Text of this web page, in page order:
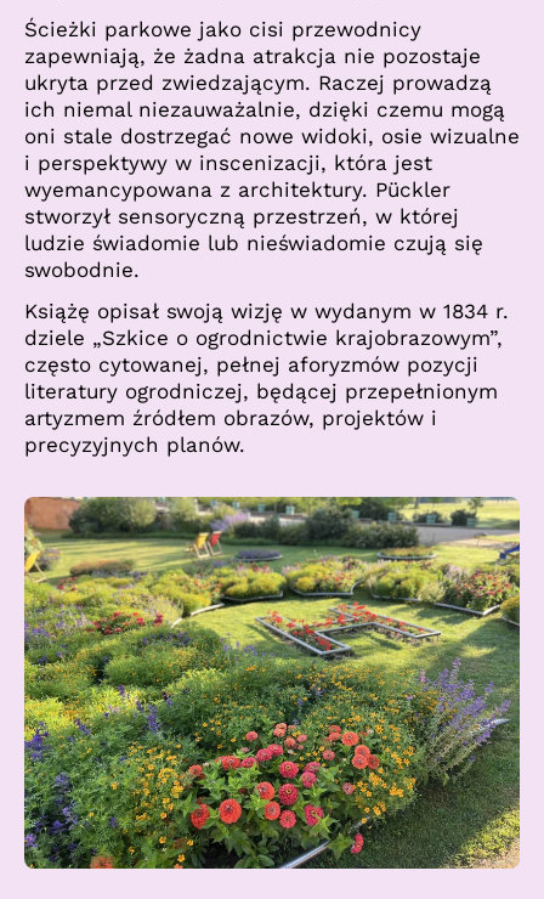
Ścieżki parkowe jako cisi przewodnicy
zapewniają, że żadna atrakcja nie pozostaje
ukryta przed zwiedzającym. Raczej prowadzą
ich niemal niezauważalnie, dzięki czemu mogą
oni stale dostrzegać nowe widoki, osie wizualne
i perspektywy w inscenizacji, która jest
wyemancypowana z architektury. Pückler
stworzył sensoryczną przestrzeń, w której
ludzie świadomie lub nieświadomie czują się
swobodnie.
Książę opisał swoją wizję w wydanym w 1834 r.
dziele „Szkice o ogrodnictwie krajobrazowym”,
często cytowanej, pełnej aforyzmów pozycji
literatury ogrodniczej, będącej przepełnionym
artyzmem źródłem obrazów, projektów i
precyzyjnych planów.